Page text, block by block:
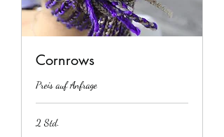
Cornrows
Preis auf Anfrage
2 Std.